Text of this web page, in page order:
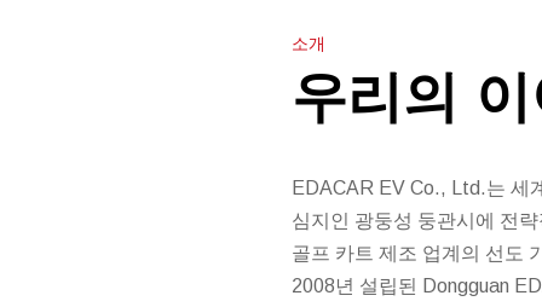
소개
우리의 이
EDACAR EV Co., Ltd.는 세
심지인 광둥성 둥관시에 전
골프 카트 제조 업계의 선도
2008년 설립된 Dongguan